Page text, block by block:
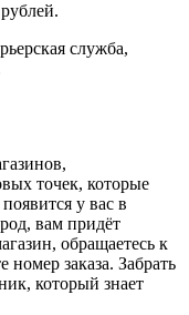
служба,
точек, которые
у вас в
вам придёт
обращаетесь к
номер заказа. Забрать
который знает